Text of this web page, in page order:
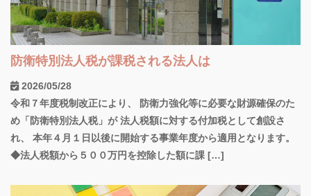
防衛特別法人税が課税される法人は
2026/05/28
令和７年度税制改正により、 防衛力強化等に必要な財源確保のた
め「防衛特別法人税」が 法人税額に対する付加税として創設さ
れ、 本年４月１日以後に開始する事業年度から適用となります。
◆法人税額から５００万円を控除した額に課 […]